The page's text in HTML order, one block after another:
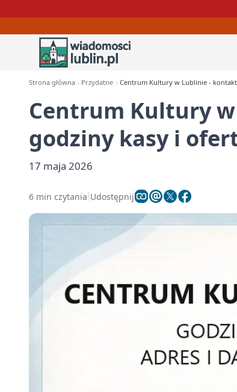
Strona główna Przydatne Centrum Kultury w Lublinie -
Centrum Kultury
godziny kasy i
17 maja 2026
6 min czytania Udostępnij